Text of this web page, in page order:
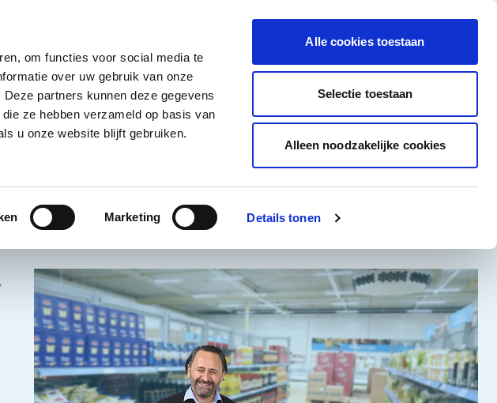
om functies voor social media te
over uw gebruik van onze
partners kunnen deze gegevens
ze hebben verzameld op basis van
u onze website blijft gebruiken.
Marketing Details tonen
Alle cookies toestaan
Selectie toestaan
Alleen noodzakelijke cookies
for Koelproducten category
Show submenu for Diepvriesproducten category
Dranken
Show submenu for Dranken category
Non-Food
Alle deals
Word klant